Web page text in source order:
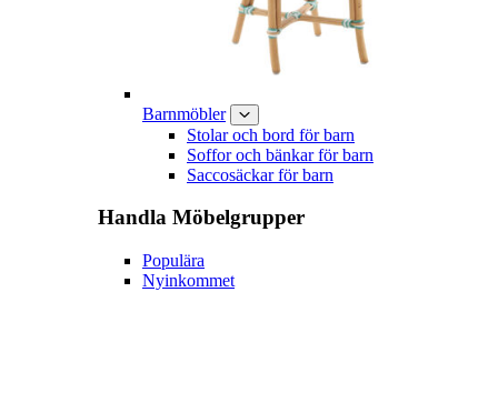
Barnmöbler
Stolar och bord för barn
Soffor och bänkar för barn
Saccosäckar för barn
Handla Möbelgrupper
Populära
Nyinkommet